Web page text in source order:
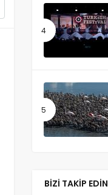
BIZI TAKIP EDIN